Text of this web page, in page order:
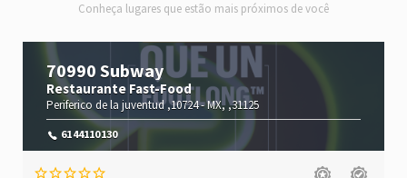
Conheça lugares que estão mais próximos de você
71750 Subway
Restaurante Fast-Food
La Salle Lomas La Salle ,3420 -MX,,31214
614 4110130